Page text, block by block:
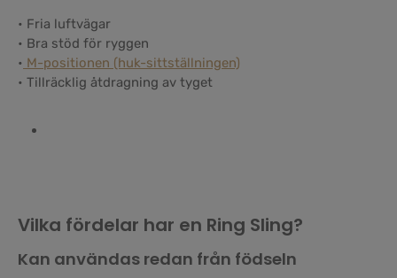
• Fria luftvägar
• Bra stöd för ryggen
• M-positionen (huk-sittställningen)
• Tillräcklig åtdragning av tyget
Vilka fördelar har en Ring Sling?
Kan användas redan från födseln